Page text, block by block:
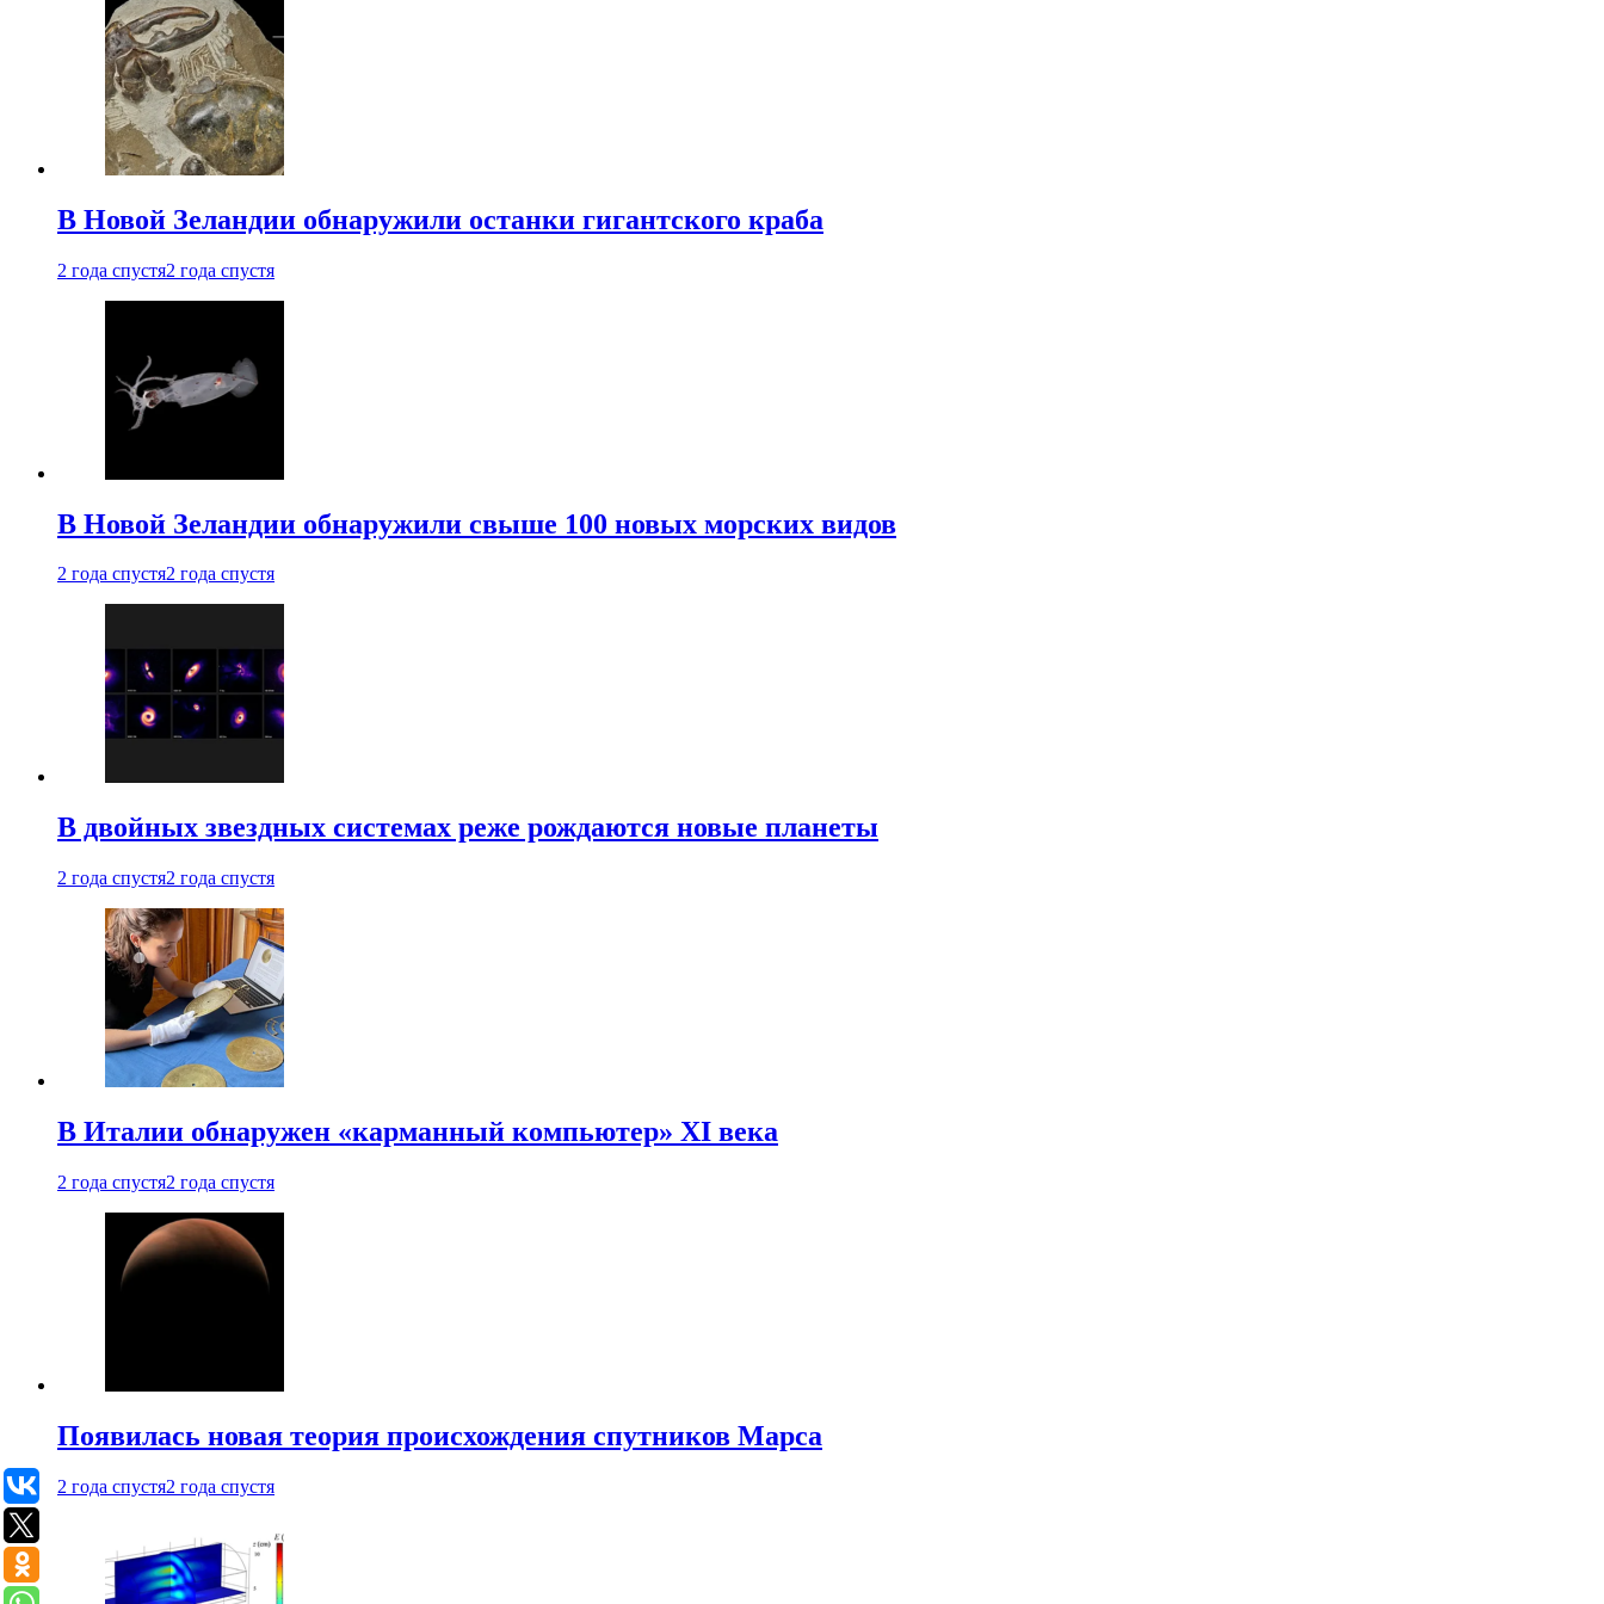
В Новой Зеландии обнаружили останки гигантского краба
2 года спустя2 года спустя
В Новой Зеландии обнаружили свыше 100 новых морских видов
2 года спустя2 года спустя
В двойных звездных системах реже рождаются новые планеты
2 года спустя2 года спустя
В Италии обнаружен «карманный компьютер» XI века
2 года спустя2 года спустя
Появилась новая теория происхождения спутников Марса
2 года спустя2 года спустя